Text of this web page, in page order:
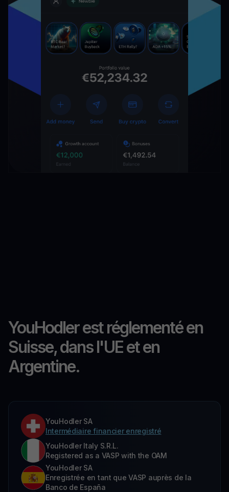
YouHodler est réglementé en
Suisse, dans l'UE et en
Argentine.
YouHodler SA
Intermédiaire financier enregistré
YouHodler Italy S.R.L.
Registered as a VASP with the OAM
YouHodler SA
Enregistrée en tant que VASP auprès de la
Banco de España